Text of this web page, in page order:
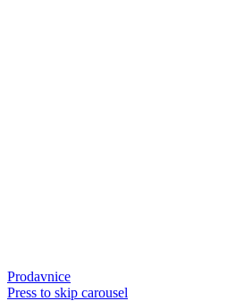
Prodavnice
Press to skip carousel